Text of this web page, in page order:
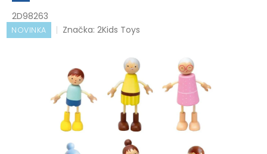
2D98263
NOVINKA Značka: 2Kids Toys